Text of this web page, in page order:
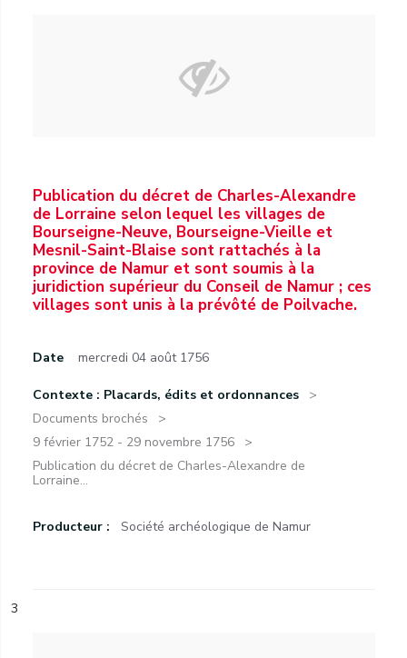
Publication du décret de Charles-Alexandre
de Lorraine selon lequel les villages de
Bourseigne-Neuve, Bourseigne-Vieille et
Mesnil-Saint-Blaise sont rattachés à la
province de Namur et sont soumis à la
juridiction supérieur du Conseil de Namur ; ces
villages sont unis à la prévôté de Poilvache.
Date mercredi 04 août 1756
Contexte : Placards, édits et ordonnances
Documents brochés
9 février 1752 - 29 novembre 1756
Publication du décret de Charles-Alexandre de
Lorraine...
Producteur : Société archéologique de Namur
3